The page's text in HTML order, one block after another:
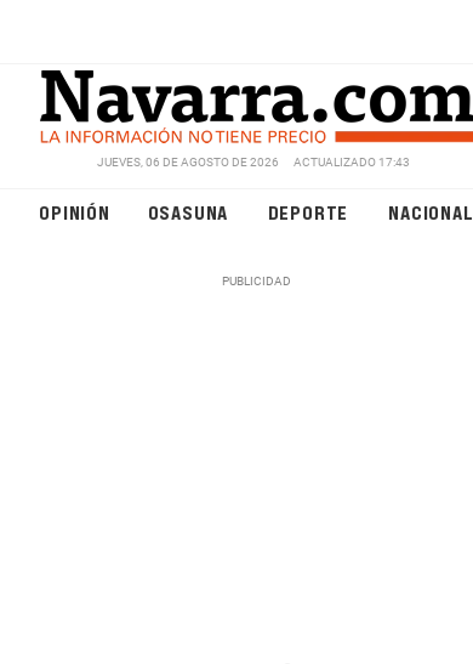
JUEVES, 06 DE AGOSTO DE 2026 ACTUALIZADO 17:43
OPINIÓN OSASUNA DEPORTE NACIONAL